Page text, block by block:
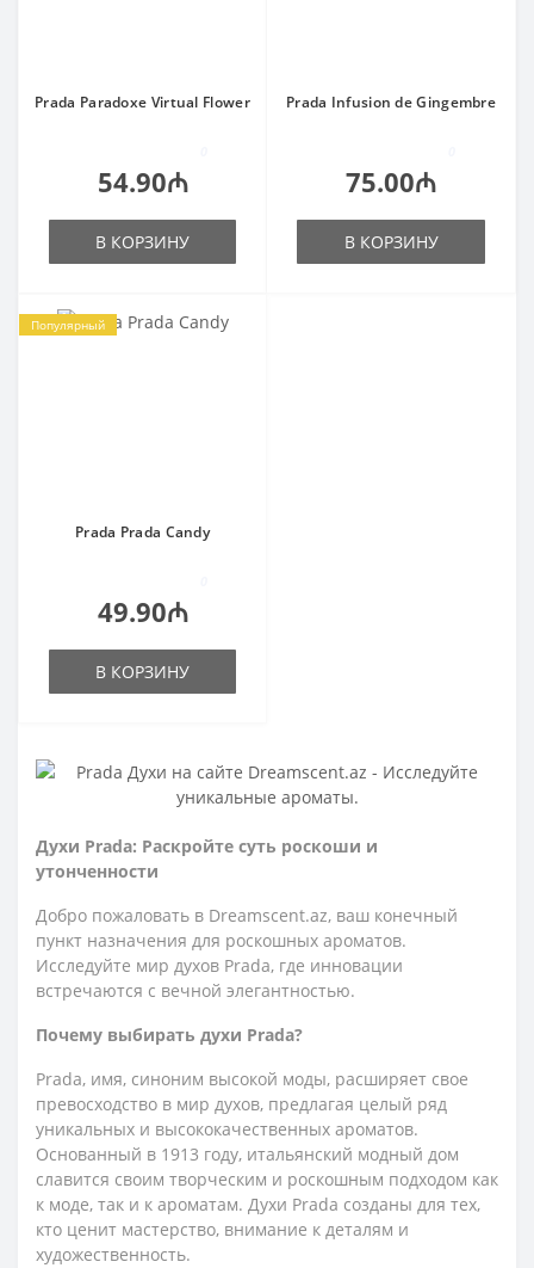
Prada Paradoxe Virtual Flower
54.90₼
В КОРЗИНУ
Prada Infusion de Gingembre
75.00₼
В КОРЗИНУ
Популярный
Prada Prada Candy
49.90₼
В КОРЗИНУ
Духи Prada: Раскройте суть роскоши и
утонченности
Добро пожаловать в Dreamscent.az, ваш конечный
пункт назначения для роскошных ароматов.
Исследуйте мир духов Prada, где инновации
встречаются с вечной элегантностью.
Почему выбирать духи Prada?
Prada, имя, синоним высокой моды, расширяет свое
превосходство в мир духов, предлагая целый ряд
уникальных и высококачественных ароматов.
Основанный в 1913 году, итальянский модный дом
славится своим творческим и роскошным подходом как
к моде, так и к ароматам. Духи Prada созданы для тех,
кто ценит мастерство, внимание к деталям и
художественность.